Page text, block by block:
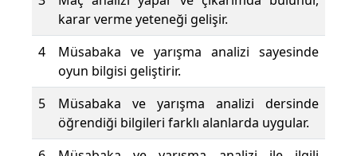
karar verme yeteneği gelişir.
4
Müsabaka ve yarışma analizi sayesinde
oyun bilgisi geliştirir.
5
Müsabaka ve yarışma analizi dersinde
öğrendiği bilgileri farklı alanlarda uygular.